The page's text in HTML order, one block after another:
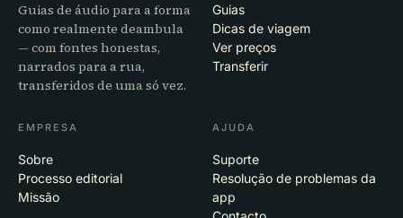
Guias de áudio para a forma
como realmente deambula
— com fontes honestas,
narrados para a rua,
transferidos de uma só vez.
Guias
Dicas de viagem
Ver preços
Transferir
EMPRESA
Sobre
Processo editorial
Missão
AJUDA
Suporte
Resolução de problemas da
app